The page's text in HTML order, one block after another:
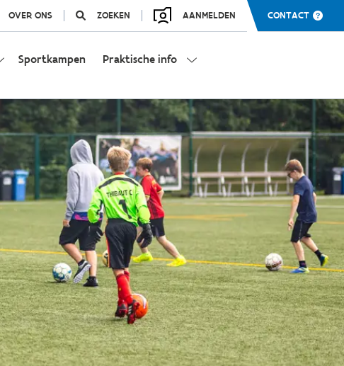
OVER ONS ZOEKEN AANMELDEN CONTACT
Sportkampen Praktische info